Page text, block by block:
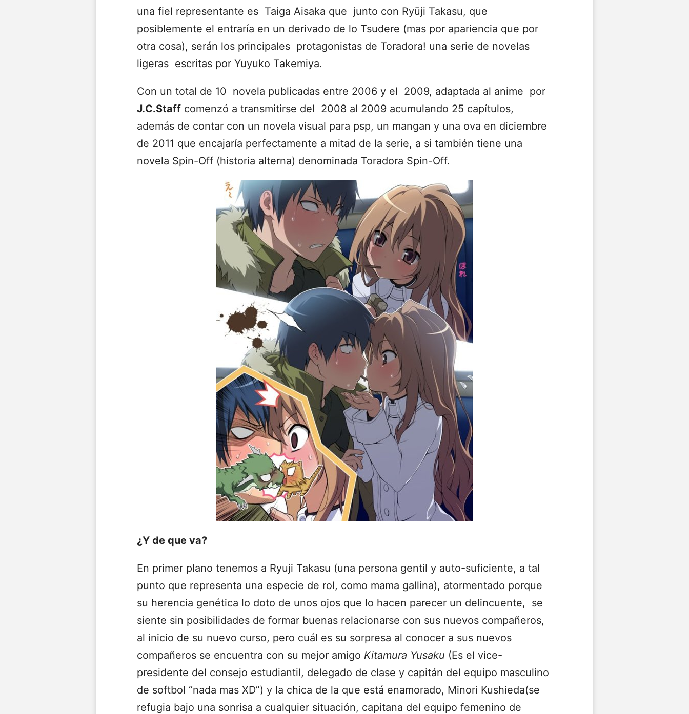
una fiel representante es Taiga Aisaka que junto con Ryūji Takasu, que
posiblemente el entraría en un derivado de lo Tsudere (mas por apariencia que por
otra cosa), serán los principales protagonistas de Toradora! una serie de novelas
ligeras escritas por Yuyuko Takemiya.
Con un total de 10 novela publicadas entre 2006 y el 2009, adaptada al anime por
J.C.Staff comenzó a transmitirse del 2008 al 2009 acumulando 25 capítulos,
además de contar con un novela visual para psp, un mangan y una ova en diciembre
de 2011 que encajaría perfectamente a mitad de la serie, a si también tiene una
novela Spin-Off (historia alterna) denominada Toradora Spin-Off.
¿Y de que va?
En primer plano tenemos a Ryuji Takasu (una persona gentil y auto-suficiente, a tal
punto que representa una especie de rol, como mama gallina), atormentado porque
su herencia genética lo doto de unos ojos que lo hacen parecer un delincuente, se
siente sin posibilidades de formar buenas relacionarse con sus nuevos compañeros,
al inicio de su nuevo curso, pero cuál es su sorpresa al conocer a sus nuevos
compañeros se encuentra con su mejor amigo Kitamura Yusaku (Es el vice-
presidente del consejo estudiantil, delegado de clase y capitán del equipo masculino
de softbol “nada mas XD”) y la chica de la que está enamorado, Minori Kushieda(se
refugia bajo una sonrisa a cualquier situación, capitana del equipo femenino de